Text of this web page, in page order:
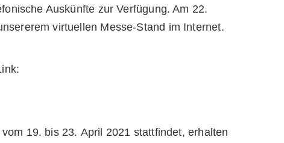
Auskünfte zur Verfügung. Am 22.
virtuellen Messe-Stand im Internet.
19. bis 23. April 2021 stattfindet, erhalten